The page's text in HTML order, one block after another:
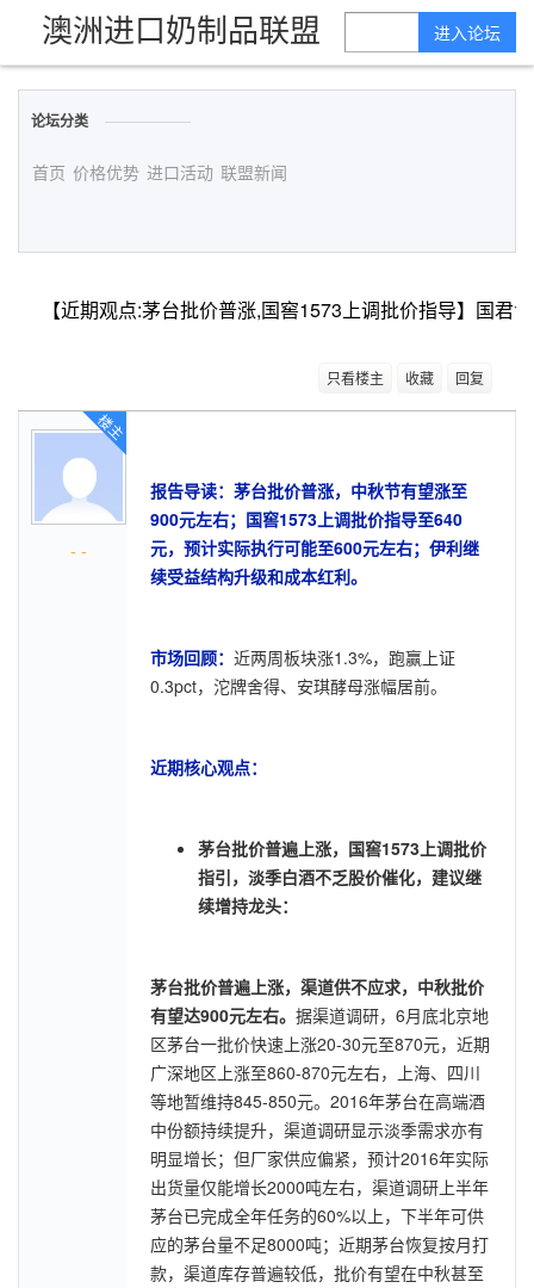
澳洲进口奶制品联盟 进入论坛
论坛分类
首页 价格优势 进口活动 联盟新闻
只看楼主 收藏 回复
- -
楼主
报告导读： 茅台批价普涨，中秋节有望涨至
900元左右；国窖1573上调批价指导至640
元，预计实际执行可能至600元左右；伊利继
续受益结构升级和成本红利。
市场回顾： 近两周板块涨1.3%，跑赢上证
0.3pct，沱牌舍得、安琪酵母涨幅居前。
近期核心观点：
茅台批价普遍上涨，国窖1573上调批价
指引，淡季白酒不乏股价催化，建议继
续增持龙头：
茅台批价普遍上涨，渠道供不应求，中秋批价
有望达900元左右。 据渠道调研，6月底北京地
区茅台一批价快速上涨20-30元至870元，近期
广深地区上涨至860-870元左右，上海、四川
等地暂维持845-850元。2016年茅台在高端酒
中份额持续提升，渠道调研显示淡季需求亦有
明显增长；但厂家供应偏紧，预计2016年实际
出货量仅能增长2000吨左右，渠道调研上半年
茅台已完成全年任务的60%以上，下半年可供
应的茅台量不足8000吨；近期茅台恢复按月打
款，渠道库存普遍较低，批价有望在中秋甚至